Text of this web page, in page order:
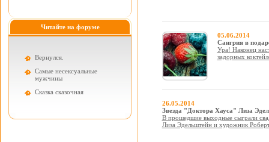
Читайте на форуме
Вернулся.
Самые несексуальные
мужчины
Cказка сказочная
05.06.2014
Сангрия в
Ура! Наконец
задорных
26.05.2014
Звезда "Доктора Хауса" Лиза
В прошедшие выходные сыграли
Лиза Эдельштейн и художник